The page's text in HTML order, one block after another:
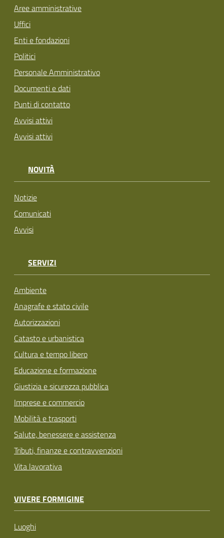
Aree amministrative
Uffici
Enti e fondazioni
Politici
Personale Amministrativo
Documenti e dati
Punti di contatto
Avvisi attivi
Avvisi attivi
NOVITÀ
Notizie
Comunicati
Avvisi
SERVIZI
Ambiente
Anagrafe e stato civile
Autorizzazioni
Catasto e urbanistica
Cultura e tempo libero
Educazione e formazione
Giustizia e sicurezza pubblica
Imprese e commercio
Mobilità e trasporti
Salute, benessere e assistenza
Tributi, finanze e contravvenzioni
Vita lavorativa
VIVERE FORMIGINE
Luoghi